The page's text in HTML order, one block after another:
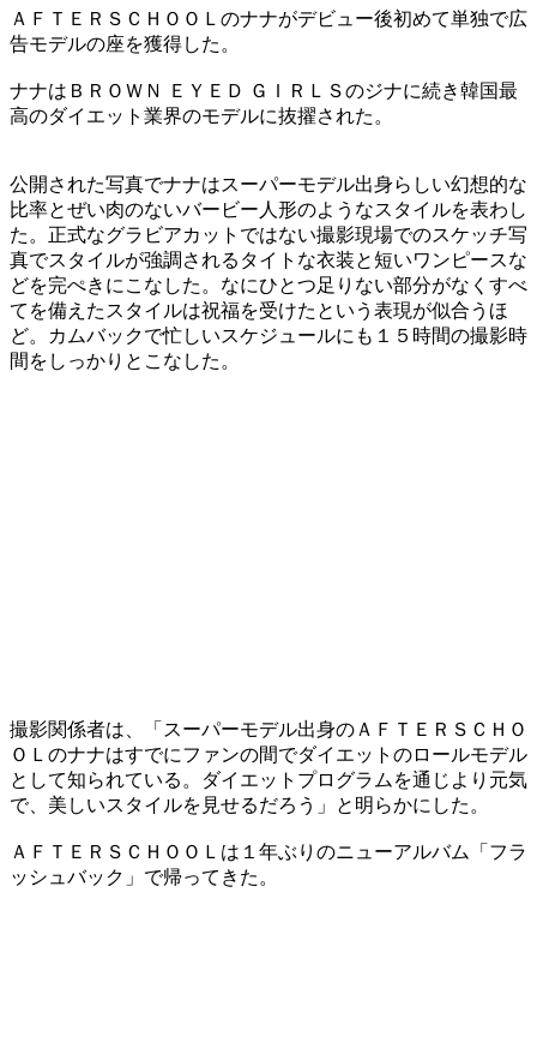
ＡＦＴＥＲＳＣＨＯＯＬのナナがデビュー後初めて単独で広
告モデルの座を獲得した。
ナナはＢＲＯＷＮ ＥＹＥＤ ＧＩＲＬＳのジナに続き韓国最
高のダイエット業界のモデルに抜擢された。
公開された写真でナナはスーパーモデル出身らしい幻想的な
比率とぜい肉のないバービー人形のようなスタイルを表わし
た。正式なグラビアカットではない撮影現場でのスケッチ写
真でスタイルが強調されるタイトな衣装と短いワンピースな
どを完ぺきにこなした。なにひとつ足りない部分がなくすべ
てを備えたスタイルは祝福を受けたという表現が似合うほ
ど。カムバックで忙しいスケジュールにも１５時間の撮影時
間をしっかりとこなした。
撮影関係者は、「スーパーモデル出身のＡＦＴＥＲＳＣＨＯ
ＯＬのナナはすでにファンの間でダイエットのロールモデル
として知られている。ダイエットプログラムを通じより元気
で、美しいスタイルを見せるだろう」と明らかにした。
ＡＦＴＥＲＳＣＨＯＯＬは１年ぶりのニューアルバム「フラ
ッシュバック」で帰ってきた。